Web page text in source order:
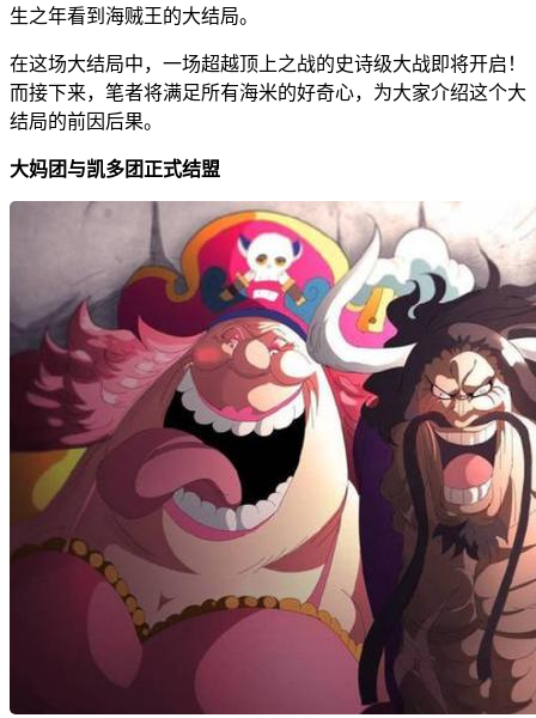
生之年看到海贼王的大结局。
在这场大结局中，一场超越顶上之战的史诗级大战即将开启！
而接下来，笔者将满足所有海米的好奇心，为大家介绍这个大
结局的前因后果。
大妈团与凯多团正式结盟